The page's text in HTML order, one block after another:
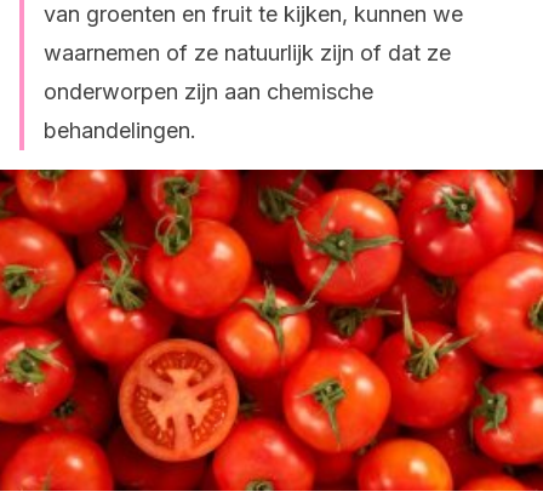
van groenten en fruit te kijken, kunnen we
waarnemen of ze natuurlijk zijn of dat ze
onderworpen zijn aan chemische
behandelingen.